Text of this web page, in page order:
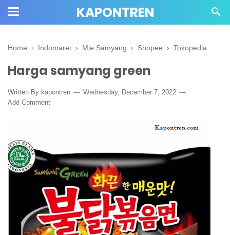
KAPONTREN
Home › Indomaret › Mie Samyang › Shopee › Tokopedia
Harga samyang green
Written By kapontren
Wednesday, December 7, 2022
Add Comment